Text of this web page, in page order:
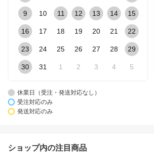
9 10 11 12 13 14 15
16 17 18 19 20 21 22
23 24 25 26 27 28 29
30 31 1 2 3 4 5
休業日（受注・発送対応なし）
受注対応のみ
発送対応のみ
ショップ内の注目商品